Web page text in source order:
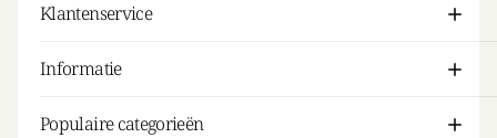
Klantenservice
Informatie
Populaire categorieën